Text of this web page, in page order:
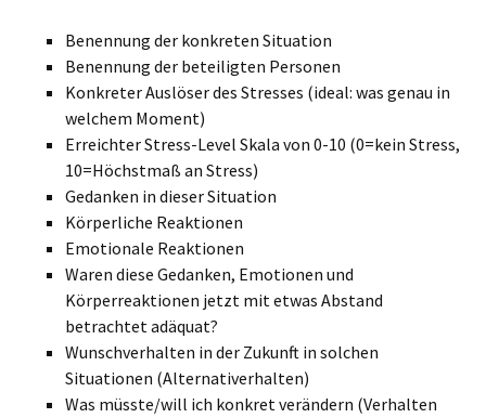
Benennung der konkreten Situation
Benennung der beteiligten Personen
Konkreter Auslöser des Stresses (ideal: was genau in
welchem Moment)
Erreichter Stress-Level Skala von 0-10 (0=kein Stress,
10=Höchstmaß an Stress)
Gedanken in dieser Situation
Körperliche Reaktionen
Emotionale Reaktionen
Waren diese Gedanken, Emotionen und
Körperreaktionen jetzt mit etwas Abstand
betrachtet adäquat?
Wunschverhalten in der Zukunft in solchen
Situationen (Alternativerhalten)
Was müsste/will ich konkret verändern (Verhalten